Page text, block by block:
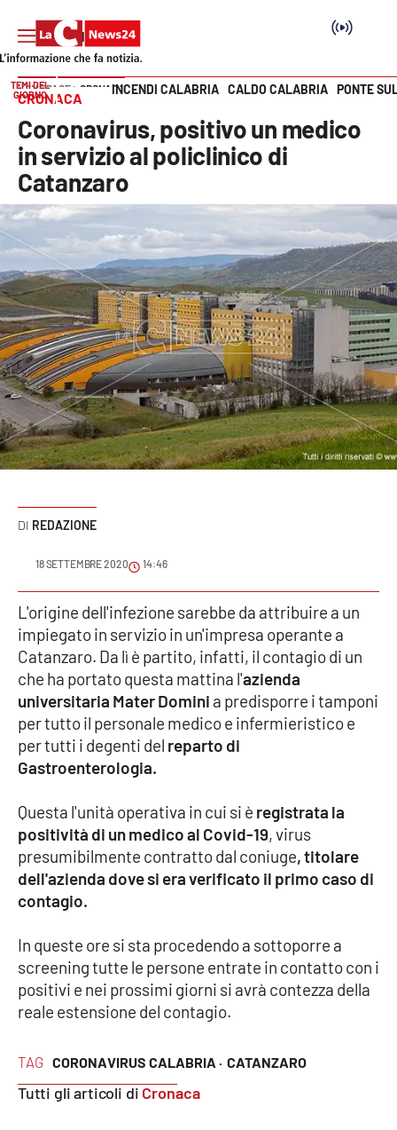
Cronaca
Attualità
Economia e lavoro
Italia Mondo
Sanità
Sport
Meteo
Editoriali
VIDEO
Ambiente
Cultura
Economia e Lavoro
Sanità
Società
Sport
Vai
TEMI DEL
GIORNO
INCENDI CALABRIA CALDO CALABRIA PONTE
HOME PAGE CRONACA
CRONACA
Coronavirus, positivo un medico
in servizio al policlinico di
Catanzaro
REDAZIONE
18 SETTEMBRE 2020 14:46
TAG CORONAVIRUS CALABRIA · CATANZARO
Tutti gli articoli di Cronaca
L'origine dell'infezione sarebbe da attribuire a un
impiegato in servizio in un'impresa operante a
Catanzaro. Da lì è partito, infatti, il contagio di un
che ha portato questa mattina l'azienda
universitaria Mater Domini a predisporre i tamponi
per tutto il personale medico e infermieristico e
per tutti i degenti del reparto di
Gastroenterologia.
Questa l'unità operativa in cui si è registrata la
positività di un medico al Covid-19, virus
presumibilmente contratto dal coniuge, titolare
dell'azienda dove si era verificato il primo caso di
contagio.
In queste ore si sta procedendo a sottoporre a
screening tutte le persone entrate in contatto con i
positivi e nei prossimi giorni si avrà contezza della
reale estensione del contagio.